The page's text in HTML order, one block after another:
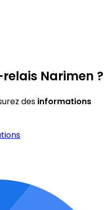
Narimen ?
des informations